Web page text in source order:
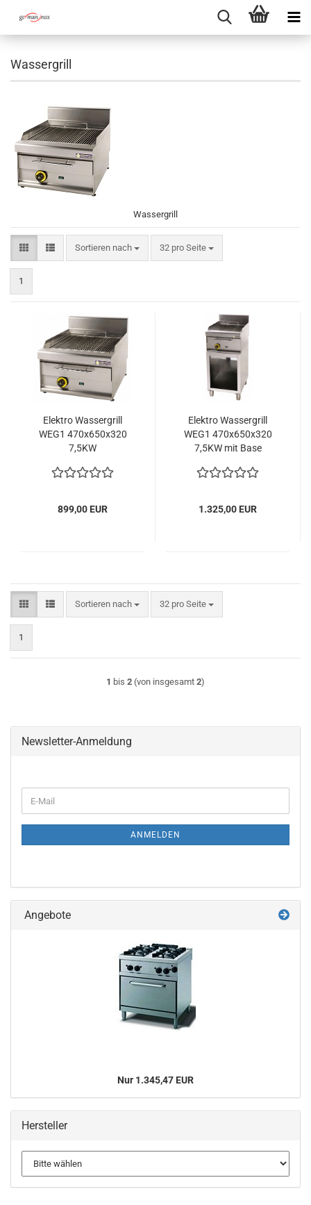
Wassergrill
Wassergrill
Sortieren nach
Sortieren nach 32 pro Seite
pro Seite
1
Elektro Wassergrill
WEG1 470x650x320
7,5KW
899,00 EUR
Elektro Wassergrill
WEG1 470x650x320
7,5KW mit Base
1.325,00 EUR
Sortieren nach
Sortieren nach 32 pro Seite
pro Seite
1
1 bis 2 (von insgesamt 2)
Newsletter-Anmeldung
ZUR
E-
Mail
ANMELDEN
Angebote
Nur 1.345,47 EUR
Hersteller